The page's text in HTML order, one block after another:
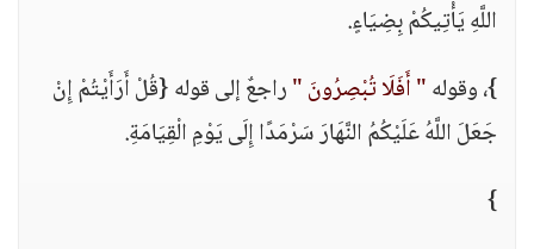
اللَّهِ يَأْتِيكُمْ بِضِيَاءٍ.
}، وقوله" أَفَلَا تُبْصِرُونَ "راجعٌ إلى قوله {قُلْ أَرَأَيْتُمْ إِنْ
جَعَلَ اللَّهُ عَلَيْكُمُ النَّهَارَ سَرْمَدًا إِلَى يَوْمِ الْقِيَامَةِ.
}